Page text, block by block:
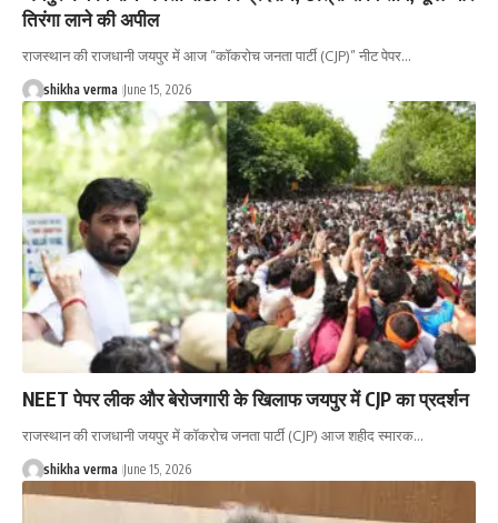
तिरंगा लाने की अपील
राजस्थान की राजधानी जयपुर में आज “कॉकरोच जनता पार्टी (CJP)” नीट पेपर…
shikha verma June 15, 2026
NEET पेपर लीक और बेरोजगारी के खिलाफ जयपुर में CJP का प्रदर्शन
राजस्थान की राजधानी जयपुर में कॉकरोच जनता पार्टी (CJP) आज शहीद स्मारक…
shikha verma June 15, 2026